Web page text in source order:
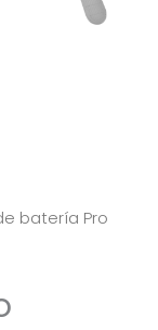
batería Pro